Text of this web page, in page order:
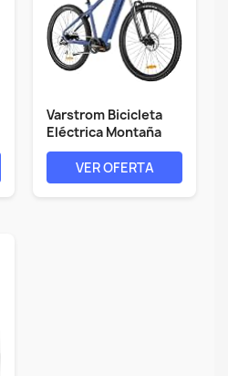
Varstrom Bicicleta
Eléctrica Montaña
Adultos -...
VER OFERTA